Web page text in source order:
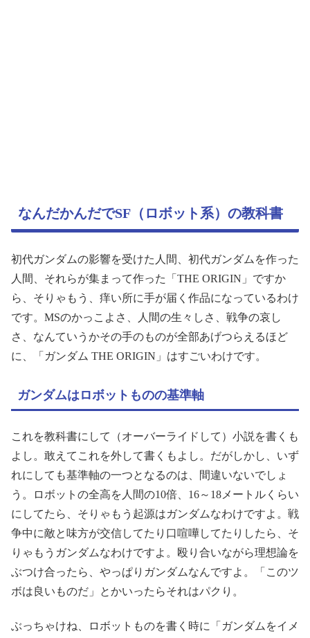
なんだかんだでSF（ロボット系）の教科書
初代ガンダムの影響を受けた人間、初代ガンダムを作った
人間、それらが集まって作った「THE ORIGIN」ですか
ら、そりゃもう、痒い所に手が届く作品になっているわけ
です。MSのかっこよさ、人間の生々しさ、戦争の哀し
さ、なんていうかその手のものが全部あげつらえるほど
に、「ガンダム THE ORIGIN」はすごいわけです。
ガンダムはロボットものの基準軸
これを教科書にして（オーバーライドして）小説を書くも
よし。敢えてこれを外して書くもよし。だがしかし、いず
れにしても基準軸の一つとなるのは、間違いないでしょ
う。ロボットの全高を人間の10倍、16～18メートルくらい
にしてたら、そりゃもう起源はガンダムなわけですよ。戦
争中に敵と味方が交信してたり口喧嘩してたりしたら、そ
りゃもうガンダムなわけですよ。殴り合いながら理想論を
ぶつけ合ったら、やっぱりガンダムなんですよ。「このツ
ボは良いものだ」とかいったらそれはパクり。
ぶっちゃけね、ロボットものを書く時に「ガンダムをイメ